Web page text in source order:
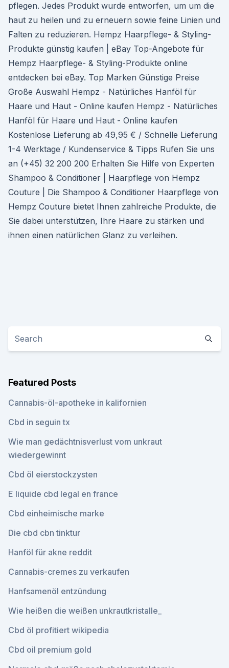
pflegen. Jedes Produkt wurde entworfen, um um die
haut zu heilen und zu erneuern sowie feine Linien und
Falten zu reduzieren. Hempz Haarpflege- & Styling-
Produkte günstig kaufen | eBay Top-Angebote für
Hempz Haarpflege- & Styling-Produkte online
entdecken bei eBay. Top Marken Günstige Preise
Große Auswahl Hempz - Natürliches Hanföl für
Haare und Haut - Online kaufen Hempz - Natürliches
Hanföl für Haare und Haut - Online kaufen
Kostenlose Lieferung ab 49,95 € / Schnelle Lieferung
1-4 Werktage / Kundenservice & Tipps Rufen Sie uns
an (+45) 32 200 200 Erhalten Sie Hilfe von Experten
Shampoo & Conditioner | Haarpflege von Hempz
Couture | Die Shampoo & Conditioner Haarpflege von
Hempz Couture bietet Ihnen zahlreiche Produkte, die
Sie dabei unterstützen, Ihre Haare zu stärken und
ihnen einen natürlichen Glanz zu verleihen.
Featured Posts
Cannabis-öl-apotheke in kalifornien
Cbd in seguin tx
Wie man gedächtnisverlust vom unkraut
wiedergewinnt
Cbd öl eierstockzysten
E liquide cbd legal en france
Cbd einheimische marke
Die cbd cbn tinktur
Hanföl für akne reddit
Cannabis-cremes zu verkaufen
Hanfsamenöl entzündung
Wie heißen die weißen unkrautkristalle_
Cbd öl profitiert wikipedia
Cbd oil premium gold